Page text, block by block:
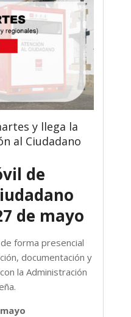
y llega la
al Ciudadano
de
de mayo
forma presencial
documentación y
la Administración